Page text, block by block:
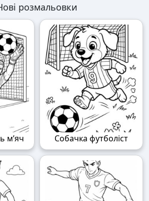
розмальовки
м’яч Собачка футболіст